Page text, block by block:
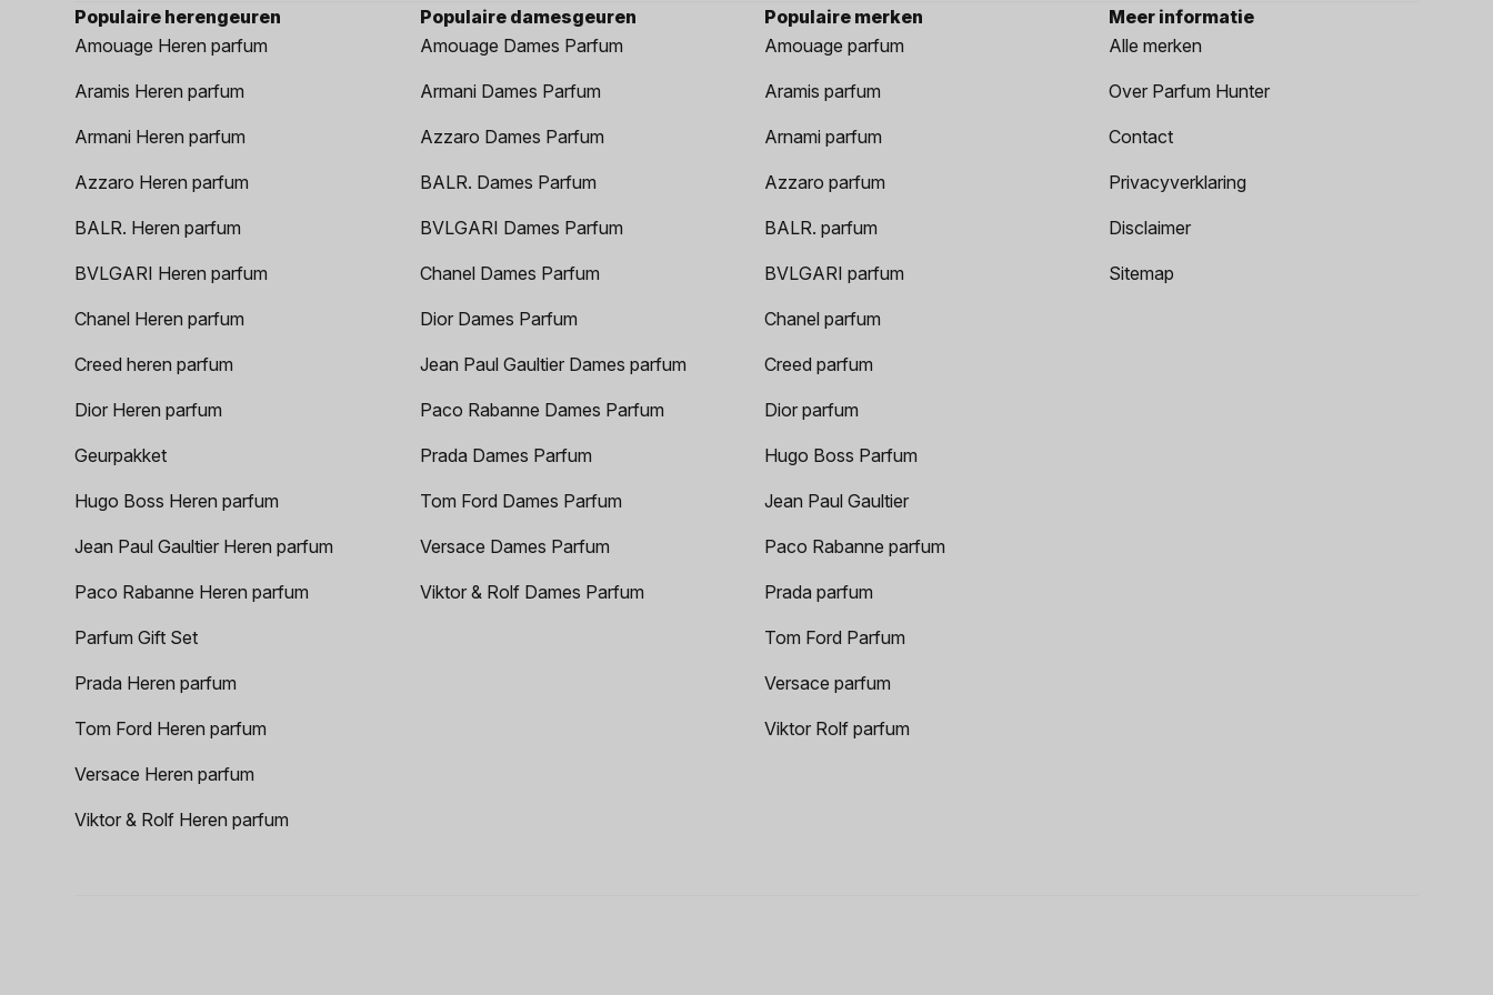
Populaire herengeuren
Amouage Heren parfum
Aramis Heren parfum
Armani Heren parfum
Azzaro Heren parfum
BALR. Heren parfum
BVLGARI Heren parfum
Chanel Heren parfum
Creed heren parfum
Dior Heren parfum
Geurpakket
Hugo Boss Heren parfum
Jean Paul Gaultier Heren parfum
Paco Rabanne Heren parfum
Parfum Gift Set
Prada Heren parfum
Tom Ford Heren parfum
Versace Heren parfum
Viktor & Rolf Heren parfum
Populaire damesgeuren
Amouage Dames Parfum
Armani Dames Parfum
Azzaro Dames Parfum
BALR. Dames Parfum
BVLGARI Dames Parfum
Chanel Dames Parfum
Dior Dames Parfum
Jean Paul Gaultier Dames parfum
Paco Rabanne Dames Parfum
Prada Dames Parfum
Tom Ford Dames Parfum
Versace Dames Parfum
Viktor & Rolf Dames Parfum
Populaire merken
Amouage parfum
Aramis parfum
Arnami parfum
Azzaro parfum
BALR. parfum
BVLGARI parfum
Chanel parfum
Creed parfum
Dior parfum
Hugo Boss Parfum
Jean Paul Gaultier
Paco Rabanne parfum
Prada parfum
Tom Ford Parfum
Versace parfum
Viktor Rolf parfum
Meer informatie
Alle merken
Over Parfum Hunter
Contact
Privacyverklaring
Disclaimer
Sitemap